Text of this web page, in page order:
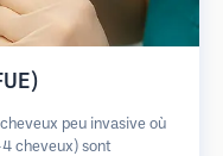
peu invasive où
cheveux) sont